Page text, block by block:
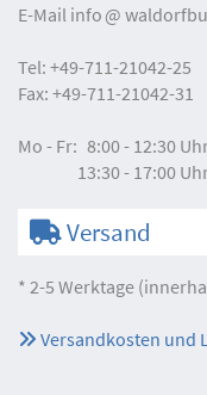
E-Mail info
Tel: +49-711-21042-25
Fax: +49-711-21042-31
Mo - Fr: 8:00 - 12:30
13:30 - 17:00
Versand
* 2-5 Werktage
Versandkosten und